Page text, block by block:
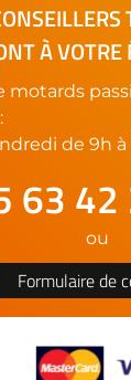
À VOTRE
motards
de 9h à
63
ou
Formulaire de